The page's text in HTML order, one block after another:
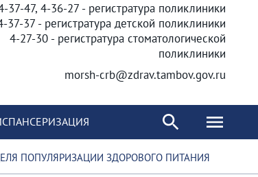
37-47, 4-36-27 - регистратура поликлиники
37-37 - регистратура детской поликлиники
4-27-30 - регистратура стоматологической
поликлиники
morsh-crb@zdrav.tambov.gov.ru
ПОПУЛЯРИЗАЦИИ ЗДОРОВОГО ПИТАНИЯ